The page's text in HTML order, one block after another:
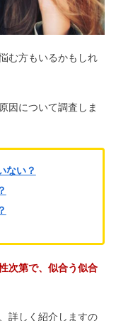
計算も
危険なデメリット
口コミ｜効果な
の作り方
む方もいるかもしれ
因について調査しま
ない？
次第で、似合う似合
詳しく紹介しますの